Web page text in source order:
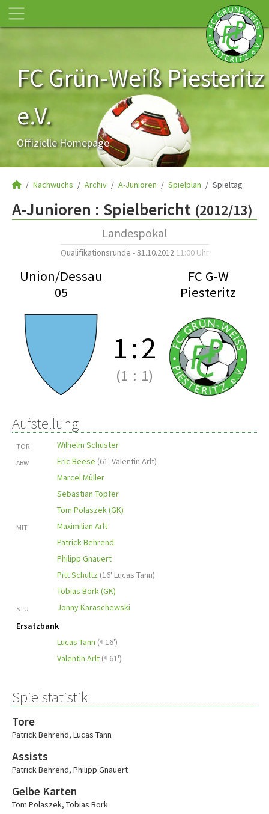
FC Grün-Weiß Piesteritz
e.V.
Offizielle Homepage
Nachwuchs Archiv A-Junioren Spielplan Spieltag
A-Junioren : Spielbericht (2012/13)
Landespokal
Qualifikationsrunde - 31.10.2012 11:00 Uhr
Union/Dessau
05
FC G-W
Piesteritz
1:2
(1 : 1)
Aufstellung
TOR Wilhelm Schuster
ABW Eric Beese (61' Valentin Arlt)
Marcel Müller
Sebastian Töpfer
Tom Polaszek (GK)
MIT
Maximilian Arlt
Patrick Behrend
Philipp Gnauert
Pitt Schultz (16' Lucas Tann)
Tobias Bork (GK)
STU
Jonny Karaschewski
Ersatzbank
Lucas Tann ( 16')
Valentin Arlt ( 61')
Spielstatistik
Tore
Patrick Behrend, Lucas Tann
Assists
Patrick Behrend, Philipp Gnauert
Gelbe Karten
Tom Polaszek, Tobias Bork